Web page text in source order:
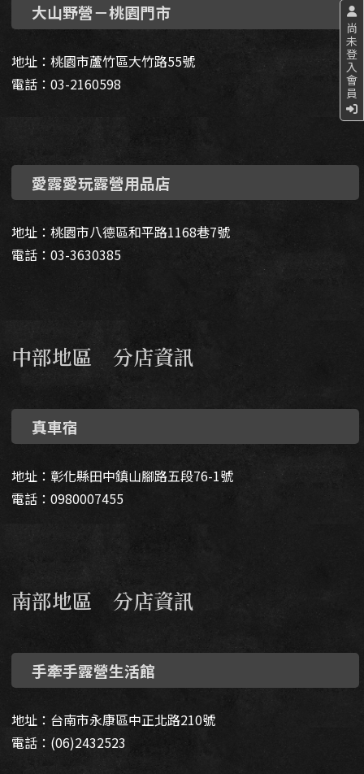
尚
未
登
入
會
員
大山野營－桃園門市
地址：桃園市蘆竹區大竹路55號
電話：03-2160598
愛露愛玩露營用品店
地址：桃園市八德區和平路1168巷7號
電話：03-3630385
中部地區 分店資訊
真車宿
地址：彰化縣田中鎮山腳路五段76-1號
電話：0980007455
南部地區 分店資訊
手牽手露營生活館
地址：台南市永康區中正北路210號
電話：(06)2432523